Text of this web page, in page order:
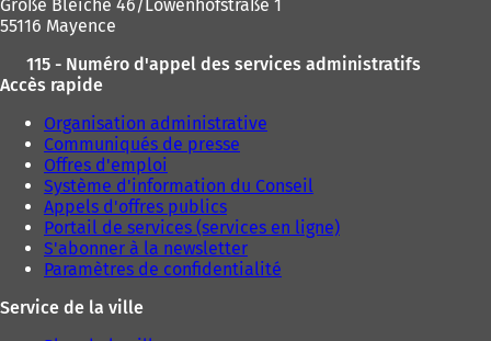
Große Bleiche 46/Löwenhofstraße 1
55116 Mayence
115 - Numéro d'appel des services administratifs
Accès rapide
Organisation administrative
Communiqués de presse
Offres d'emploi
Système d'information du Conseil
Appels d'offres publics
Portail de services (services en ligne)
S'abonner à la newsletter
Paramètres de confidentialité
Service de la ville